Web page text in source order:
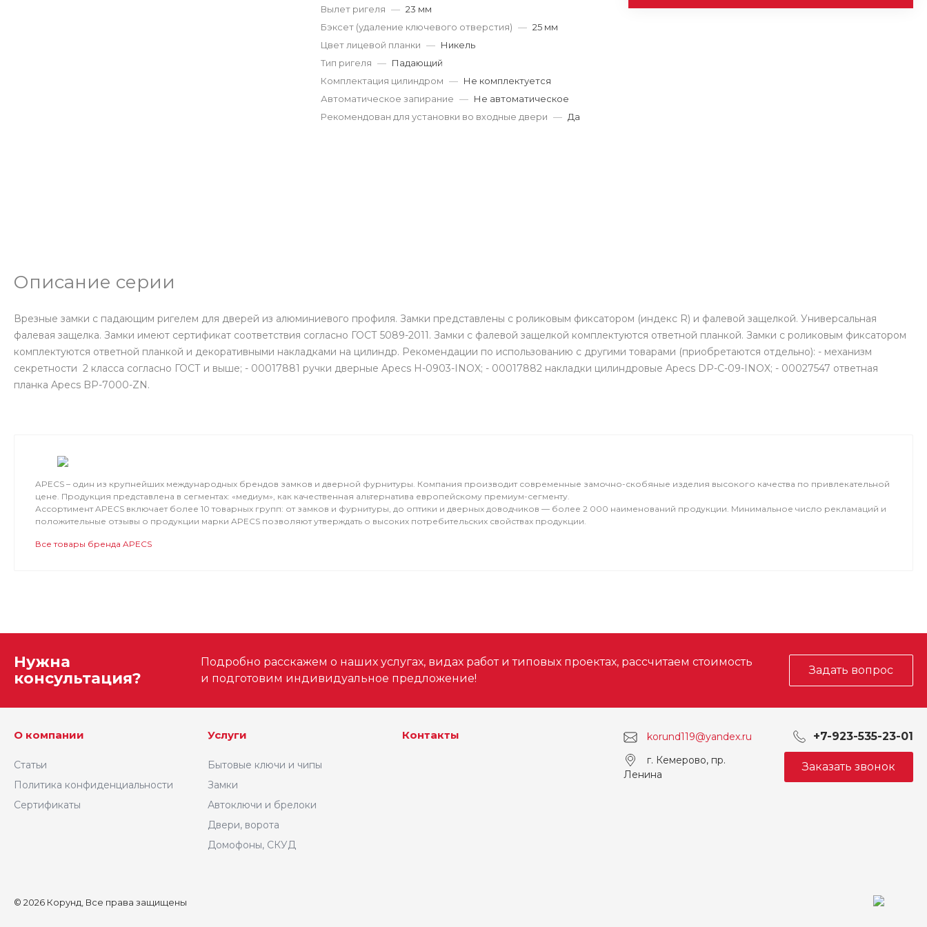
Вылет ригеля — 23 мм
Бэксет (удаление ключевого отверстия) — 25 мм
Цвет лицевой планки — Никель
Тип ригеля — Падающий
Комплектация цилиндром — Не комплектуется
Автоматическое запирание — Не автоматическое
Рекомендован для установки во входные двери — Да
Описание серии
Врезные замки с падающим ригелем для дверей из алюминиевого профиля. Замки представлены с роликовым фиксатором (индекс R) и фалевой защелкой. Универсальная
фалевая защелка. Замки имеют сертификат соответствия согласно ГОСТ 5089-2011. Замки с фалевой защелкой комплектуются ответной планкой. Замки с роликовым фиксатором
комплектуются ответной планкой и декоративными накладками на цилиндр. Рекомендации по использованию с другими товарами (приобретаются отдельно): - механизм
секретности 2 класса согласно ГОСТ и выше; - 00017881 ручки дверные Apecs H-0903-INOX; - 00017882 накладки цилиндровые Apecs DP-C-09-INOX; - 00027547 ответная
планка Apecs BP-7000-ZN.
APECS – один из крупнейших международных брендов замков и дверной фурнитуры. Компания производит современные замочно-скобяные изделия высокого качества по привлекательной
цене. Продукция представлена в сегментах: «медиум», как качественная альтернатива европейскому премиум-сегменту.
Ассортимент APECS включает более 10 товарных групп: от замков и фурнитуры, до оптики и дверных доводчиков — более 2 000 наименований продукции. Минимальное число рекламаций и
положительные отзывы о продукции марки APECS позволяют утверждать о высоких потребительских свойствах продукции.
Все товары бренда APECS
Нужна
консультация?
Подробно расскажем о наших услугах, видах работ и типовых проектах, рассчитаем стоимость
и подготовим индивидуальное предложение!
Задать вопрос
О компании
Статьи
Политика конфиденциальности
Сертификаты
Услуги
Бытовые ключи и чипы
Замки
Автоключи и брелоки
Двери, ворота
Домофоны, СКУД
Контакты korund119@yandex.ru +7-923-535-23-01
г. Кемерово, пр.
Ленина
Заказать звонок
© 2026 Корунд, Все права защищены